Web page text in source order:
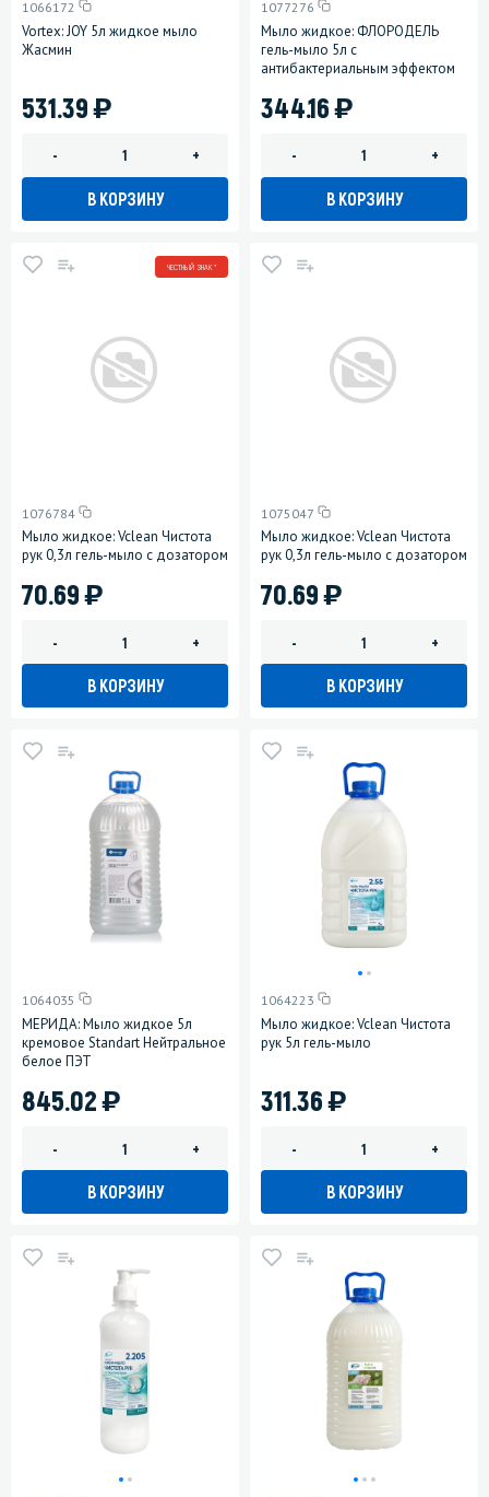
1066172
Vortex: JOY 5л жидкое мыло
Жасмин
531.39)
- +
В КОРЗИНУ
1077276
Мыло жидкое: ФЛОРОДЕЛЬ
гель-мыло 5л с
антибактериальным эффектом
344.16)
- +
В КОРЗИНУ
ЧЕСТНЫЙ ЗНАК *
1076784
Мыло жидкое: Vclean Чистота
рук 0,3л гель-мыло с дозатором
70.69)
- +
В КОРЗИНУ
1075047
Мыло жидкое: Vclean Чистота
рук 0,3л гель-мыло с дозатором
70.69)
- +
В КОРЗИНУ
1064035
МЕРИДА: Мыло жидкое 5л
кремовое Standart Нейтральное
белое ПЭТ
845.02)
- +
В КОРЗИНУ
1064223
Мыло жидкое: Vclean Чистота
рук 5л гель-мыло
311.36)
- +
В КОРЗИНУ